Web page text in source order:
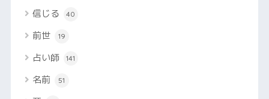
信じる 40
前世 19
占い師 141
名前 51